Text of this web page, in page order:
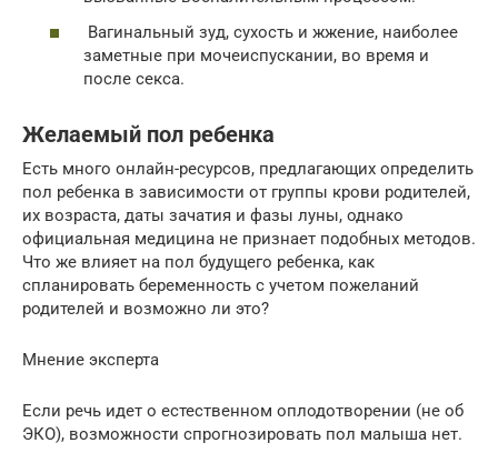
Вагинальный зуд, сухость и жжение, наиболее
заметные при мочеиспускании, во время и
после секса.
Желаемый пол ребенка
Есть много онлайн-ресурсов, предлагающих определить
пол ребенка в зависимости от группы крови родителей,
их возраста, даты зачатия и фазы луны, однако
официальная медицина не признает подобных методов.
Что же влияет на пол будущего ребенка, как
спланировать беременность с учетом пожеланий
родителей и возможно ли это?
Мнение эксперта
Если речь идет о естественном оплодотворении (не об
ЭКО), возможности спрогнозировать пол малыша нет.